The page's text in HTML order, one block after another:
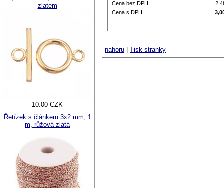
Cena bez DPH:
Cena s DPH
nahoru Tisk stranky
zlatem
10.00 CZK
Řetízek s článkem 3x2 mm, 1
m, růžová zlatá